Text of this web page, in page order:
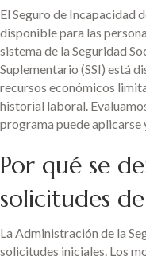
El Seguro de Incapacidad
disponible para las
sistema de la Seguridad
Suplementario (SSI) está
recursos económicos
historial laboral.
programa puede aplicarse
Por qué se
solicitudes
La Administración de la
solicitudes iniciales. Los